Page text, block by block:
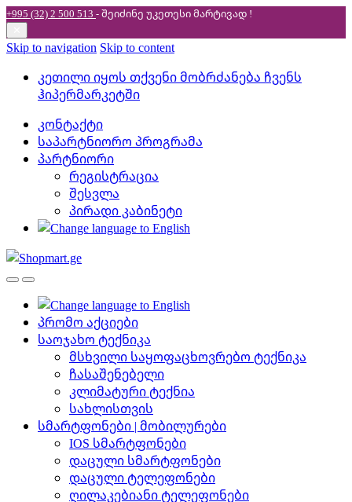
+995 (32) 2 500 513 - შეიძინე უკეთესიმარტივად !
Skip to navigation Skip to content
კეთილი იყოს თქვენი მობრძანება ჩვენს
ჰიპერმარკეტში
კონტაქტი
საპარტნიორო პროგრამა
პარტნიორი
რეგისტრაცია
შესვლა
პირადი კაბინეტი
პრომო აქციები
საოჯახო ტექნიკა
მსხვილი საყოფაცხოვრებო ტექნიკა
ჩასაშენებელი
კლიმატური ტექნია
სახლისთვის
სმარტფონები | მობილურები
IOS სმარტფონები
დაცული სმარტფონები
დაცული ტელეფონები
ღილაკებიანი ტელეფონები